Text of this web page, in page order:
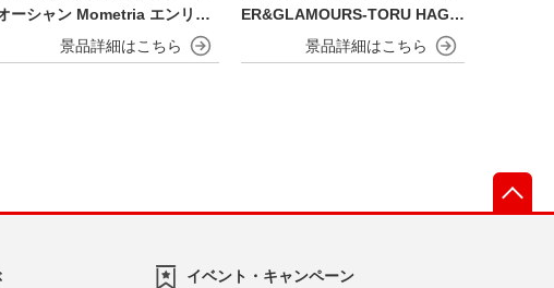
ーシャン Mometria エンリ
ER&GLAMOURS-TORU HAGA
KURE＆MINA ASHIDO-
イベント・キャンペーン